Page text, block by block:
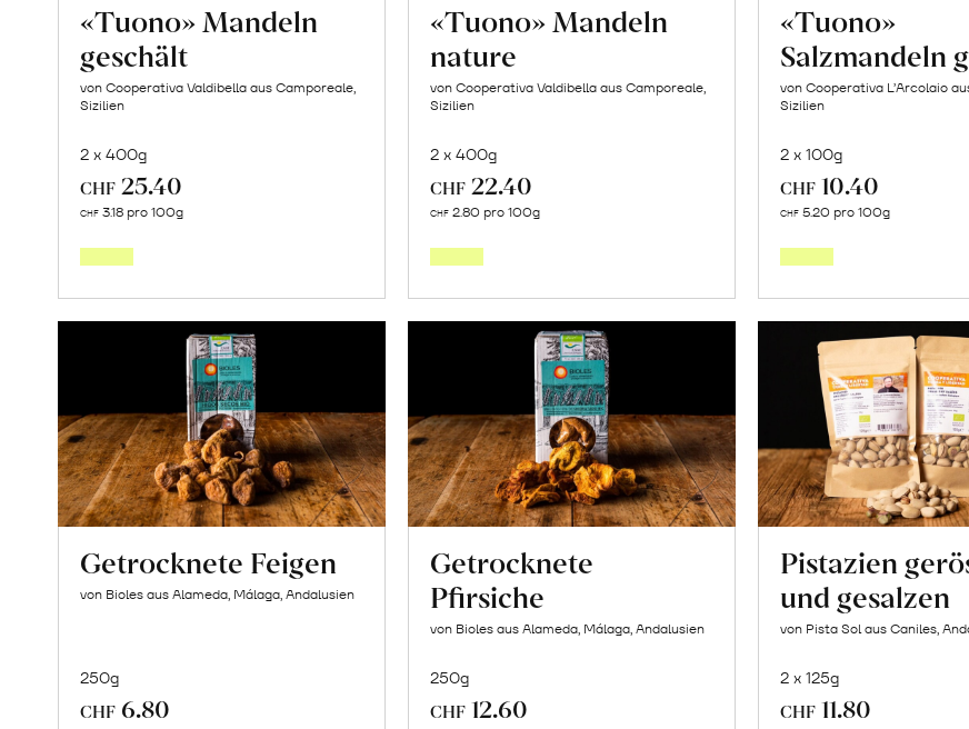
«Tuono» Mandeln
geschält
von Cooperativa Valdibella aus Camporeale,
Sizilien
2 x 400g
CHF 25.40
CHF 3.18 pro 100g
«Tuono» Mandeln
nature
von Cooperativa Valdibella aus Camporeale,
Sizilien
2 x 400g
CHF 22.40
CHF 2.80 pro 100g
«Tuono»
Salzmandeln
von Cooperativa L’Arcolaio
Sizilien
2 x 100g
CHF 10.40
CHF 5.20 pro 100g
Getrocknete Feigen
von Bioles aus Alameda, Málaga, Andalusien
250g
CHF 6.80
Getrocknete
Pfirsiche
von Bioles aus Alameda, Málaga, Andalusien
250g
CHF 12.60
Pistazien
und gesalzen
von Pista Sol aus Caniles,
2 x 125g
CHF 11.80